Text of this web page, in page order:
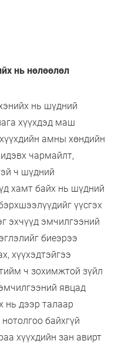
нь нөлөөлөл
нь шүдний
хүүхдэд маш
амны хөндийн
чармайлт,
ч шүдний
хамт байх нь шүдний
үүсгэх
эхчүүд эмчилгээний
биеэрээ
хүүхэдтэйгээ
ч зохимжтой зүйл
явцад
нь дээр талаар
байхгүй
хүүхдийн зан авирт